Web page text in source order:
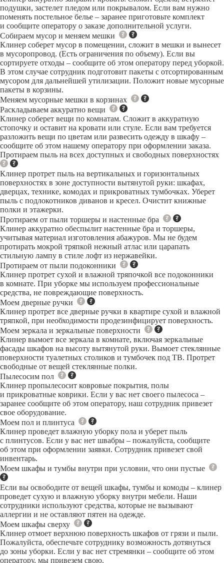
подушки, застелет пледом или покрывалом. Если вам нужно
поменять постельное белье – заранее приготовьте комплект
и сообщите оператору о заказе дополнительной услуги.
Собираем мусор и меняем мешки
Клинер соберет мусор в помещении, сложит в мешки и вынесет
в мусоропровод. (Есть ограничения по объему). Если вы
сортируете отходы – сообщите об этом оператору перед уборкой.
В этом случае сотрудник подготовит пакеты с отсортированным
мусором для дальнейшей утилизации. Положит новые мусорные
пакеты в корзины.
Меняем мусорные мешки в корзинах
Раскладываем аккуратно вещи
Клинер соберет вещи по комнатам. Сложит в аккуратную
стопочку и оставит на кровати или стуле. Если вам требуется
разложить вещи по цветам или развесить одежду в шкафу –
сообщите об этом нашему оператору при оформлении заказа.
Протираем пыль на всех доступных и свободных поверхностях
Клинер протрет пыль на вертикальных и горизонтальных
поверхностях в зоне доступности вытянутой руки: шкафах,
дверцах, технике, комодах и прикроватных тумбочках. Уберет
пыль с подлокотников диванов и кресел. Очистит книжные
полки и этажерки.
Протираем от пыли торшеры и настенные бра
Клинер аккуратно обеспылит настенные бра и торшеры,
учитывая материал изготовления абажуров. Мы не будем
протирать мокрой тряпкой нежный атлас или царапать
стильную лампу в стиле лофт из нержавейки.
Протираем от пыли подоконники
Клинер протрет сухой и влажной тряпочкой все подоконники
в комнате. При уборке мы используем профессиональные
средства, не повреждающие поверхность.
Моем дверные ручки
Клинер протрет все дверные ручки в квартире сухой и влажной
тряпкой, при необходимости продезинфицирует поверхность.
Моем зеркала и зеркальные поверхности
Клинер вымоет все зеркала в комнате, включая зеркальные
фасады шкафов на высоту вытянутой руки. Вымоет стеклянные
поверхности туалетных столиков и тумбочек под ТВ. Протрет
свободные от вещей стеклянные полки.
Пылесосим пол
Клинер пропылесосит ковровые покрытия, полы
и прикроватные коврики. Если у вас нет своего пылесоса –
заранее сообщите об этом оператору, наш сотрудник привезет
свое оборудование.
Моем пол и плинтуса
Клинер проведет влажную уборку пола и уберет пыль
с плинтусов. Если у вас нет швабры – пожалуйста, сообщите
об этом при оформлении заявки. Сотрудник привезет свой
инвентарь.
Моем шкафы и тумбы внутри при условии, что они пустые
Если вы освободите от вещей шкафы, тумбы и комоды – клинер
проведет сухую и влажную уборку внутри мебели. Наши
сотрудники используют средства, которые не вызывают
аллергии и не оставляют пятен на одежде.
Моем шкафы сверху
Клинер отмоет верхнюю поверхность шкафов от грязи и пыли.
Пожалуйста, обеспечьте сотруднику возможность дотянуться
до зоны уборки. Если у вас нет стремянки – сообщите об этом
оператору, мы привезем свою.